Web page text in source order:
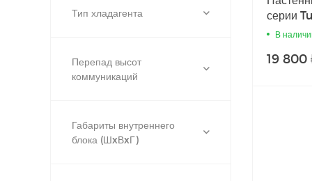
Тип хладагента
Перепад высот
коммуникаций
Габариты внутреннего
блока (ШxВxГ)
серии
В
19 800